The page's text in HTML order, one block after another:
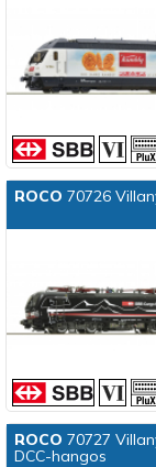
ROCO 70726
ROCO 70727
DCC-hangos